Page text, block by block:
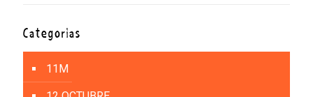
Categorías
11M